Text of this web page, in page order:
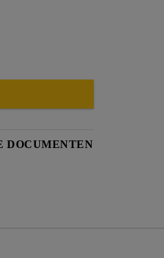
DOCUMENTEN